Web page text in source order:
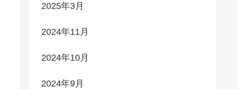
2025年3月
2024年11月
2024年10月
2024年9月